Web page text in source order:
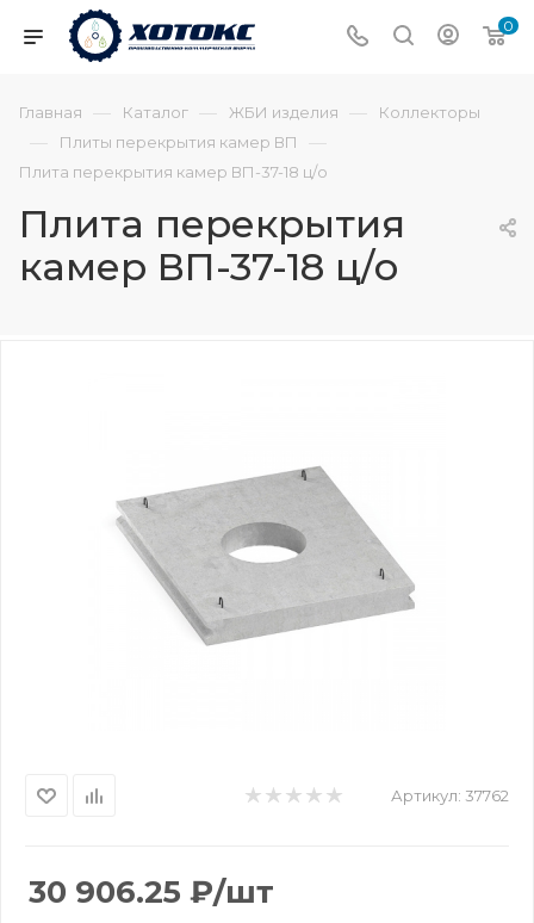
0
Главная — Каталог — ЖБИ изделия — Коллекторы
— Плиты перекрытия камер ВП —
Плита перекрытия камер ВП-37-18 ц/о
Плита перекрытия
камер ВП-37-18 ц/о
Артикул: 37762
30 906.25 ₽/шт